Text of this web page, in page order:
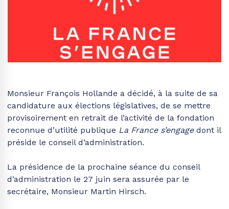
Monsieur François Hollande a décidé, à la suite de sa
candidature aux élections législatives, de se mettre
provisoirement en retrait de l’activité de la fondation
reconnue d’utilité publique La France s’engagedont il
préside le conseil d’administration.
La présidence de la prochaine séance du conseil
d’administration le 27 juin sera assurée par le
secrétaire, Monsieur Martin Hirsch.